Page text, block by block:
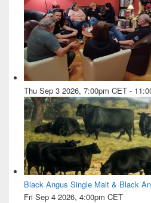
Thu Sep 3 2026, 7:00pm CET -
Black Angus Single Malt & Black
Fri Sep 4 2026, 4:00pm CET